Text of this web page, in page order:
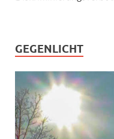
GEGENLICHT